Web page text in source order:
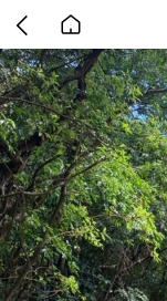
back
to
home